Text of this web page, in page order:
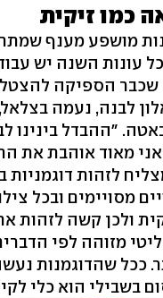
כמו זיקית
מושפע מענף
עונות השנה יש
פרוסט, 18, שכבר הספיקה
לבנה, נעמה בצלאל,
"ההבדל בינינו
אני מאוד אוהבת את
לזהות דוגמניות
מסויימים ובכל
ולכן קשה לזהות
מזוהה לפי
ככל שהדוגמנות
בשבילי הוא כלי